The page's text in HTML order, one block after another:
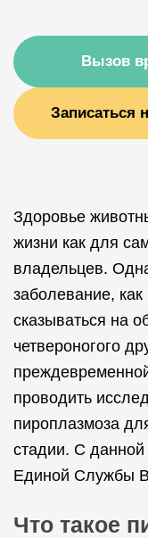
Вызов
Записаться
Здоровье
жизни как для
владельцев.
заболевание,
сказываться на
четвероногого
проводить
пироплазмоза
стадии. С данной
Единой Службы
Что такое